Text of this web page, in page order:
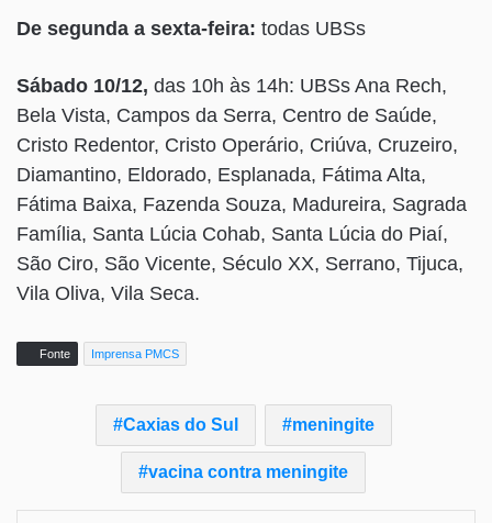
De segunda a sexta-feira: todas UBSs
Sábado 10/12, das 10h às 14h: UBSs Ana Rech,
Bela Vista, Campos da Serra, Centro de Saúde,
Cristo Redentor, Cristo Operário, Criúva, Cruzeiro,
Diamantino, Eldorado, Esplanada, Fátima Alta,
Fátima Baixa, Fazenda Souza, Madureira, Sagrada
Família, Santa Lúcia Cohab, Santa Lúcia do Piaí,
São Ciro, São Vicente, Século XX, Serrano, Tijuca,
Vila Oliva, Vila Seca.
Fonte Imprensa PMCS
Caxias do Sul meningite
vacina contra meningite